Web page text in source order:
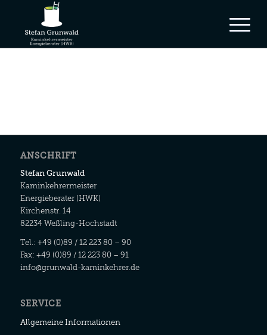
ANSCHRIFT
Stefan Grunwald
Kaminkehrermeister
Energieberater (HWK)
Kirchenstr. 14
82234 Weßling-Hochstadt
Tel.: +49 (0)89 / 12 223 80 – 90
Fax: +49 (0)89 / 12 223 80 – 91
info@grunwald-kaminkehrer.de
SERVICE
Allgemeine Informationen